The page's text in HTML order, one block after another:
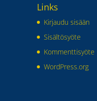
Links
Kirjaudu sisään
Sisältösyöte
Kommenttisyöte
WordPress.org